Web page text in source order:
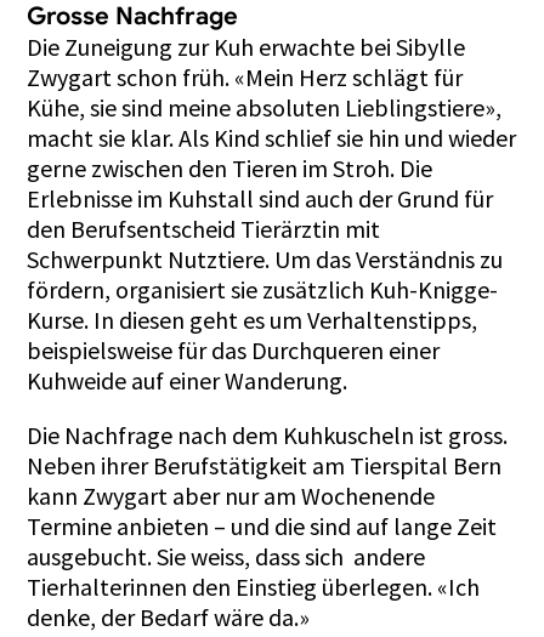
Grosse Nachfrage
Die Zuneigung zur Kuh erwachte bei Sibylle
Zwygart schon früh. «Mein Herz schlägt für
Kühe, sie sind meine absoluten Lieblingstiere»,
macht sie klar. Als Kind schlief sie hin und wieder
gerne zwischen den Tieren im Stroh. Die
Erlebnisse im Kuhstall sind auch der Grund für
den Berufsentscheid Tierärztin mit
Schwerpunkt Nutztiere. Um das Verständnis zu
fördern, organisiert sie zusätzlich Kuh-Knigge-
Kurse. In diesen geht es um Verhaltenstipps,
beispielsweise für das Durchqueren einer
Kuhweide auf einer Wanderung.
Die Nachfrage nach dem Kuhkuscheln ist gross.
Neben ihrer Berufstätigkeit am Tierspital Bern
kann Zwygart aber nur am Wochenende
Termine anbieten – und die sind auf lange Zeit
ausgebucht. Sie weiss, dass sich andere
Tierhalterinnen den Einstieg überlegen. «Ich
denke, der Bedarf wäre da.»